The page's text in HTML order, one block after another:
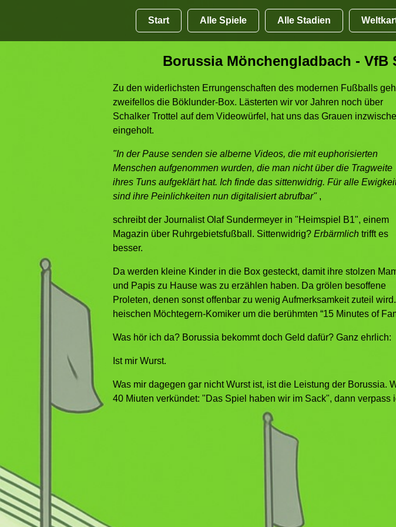
Start Alle Spiele Alle Stadien
Borussia Mönchengladbach - VfB
Zu den widerlichsten Errungenschaften des modernen Fußballs
zweifellos die Böklunder-Box. Lästerten wir vor Jahren noch über
Schalker Trottel auf dem Videowürfel, hat uns das Grauen
eingeholt.
"In der Pause senden sie alberne Videos, die mit euphorisierten
Menschen aufgenommen wurden, die man nicht über die Tragweite
ihres Tuns aufgeklärt hat. Ich finde das sittenwidrig. Für alle
sind ihre Peinlichkeiten nun digitalisiert abrufbar" ,
schreibt der Journalist Olaf Sundermeyer in "Heimspiel B1", einem
Magazin über Ruhrgebietsfußball. Sittenwidrig? Erbärmlich trifft es
besser.
Da werden kleine Kinder in die Box gesteckt, damit ihre stolzen
und Papis zu Hause was zu erzählen haben. Da grölen besoffene
Proleten, denen sonst offenbar zu wenig Aufmerksamkeit zuteil
heischen Möchtegern-Komiker um die berühmten “15 Minutes of
Was hör ich da? Borussia bekommt doch Geld dafür? Ganz ehrlich:
Ist mir Wurst.
Was mir dagegen gar nicht Wurst ist, ist die Leistung der Borussia.
40 Miuten verkündet: "Das Spiel haben wir im Sack", dann